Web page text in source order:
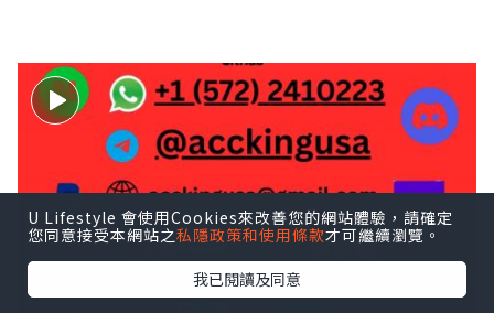
U Lifestyle 會使用Cookies來改善您的網站體驗，請確定
您同意接受本網站之私隱政策和使用條款才可繼續瀏覽。
我已閱讀及同意